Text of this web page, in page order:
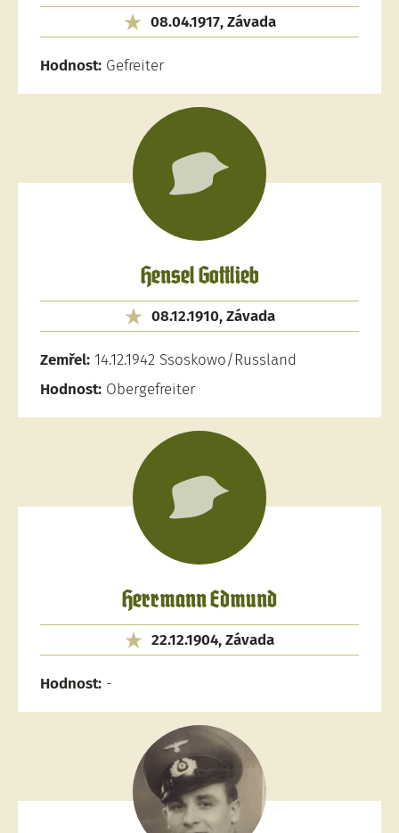
08.04.1917, Závada
Hodnost: Gefreiter
Hensel Gottlieb
08.12.1910, Závada
Zemřel: 14.12.1942 Ssoskowo/Russland
Hodnost: Obergefreiter
Herrmann Edmund
22.12.1904, Závada
Hodnost: -